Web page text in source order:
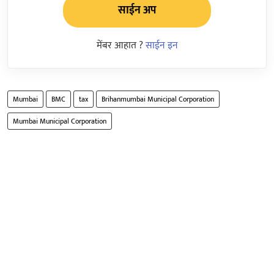
साईन अप
मेंबर आहात ?साईन इन
Mumbai BMC tax
Brihanmumbai Municipal Corporation
Mumbai Municipal Corporation